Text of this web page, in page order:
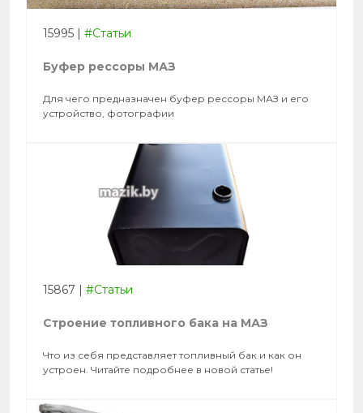
15995 | #Статьи
Буфер рессоры МАЗ
Для чего предназначен буфер рессоры МАЗ и его
устройство, фотографии
15867 | #Статьи
Строение топливного бака на МАЗ
Что из себя представляет топливный бак и как он
устроен. Читайте подробнее в новой статье!